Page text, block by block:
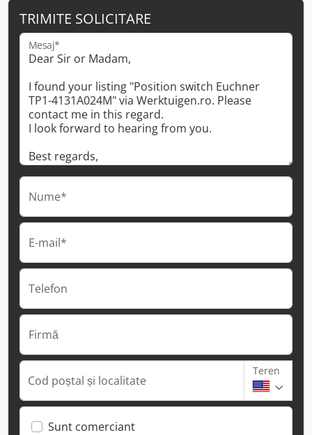
TRIMITE SOLICITARE
Mesaj*
Nume*
E-mail*
Telefon
Firmă
Cod poștal și localitate
Teren
Sunt comerciant